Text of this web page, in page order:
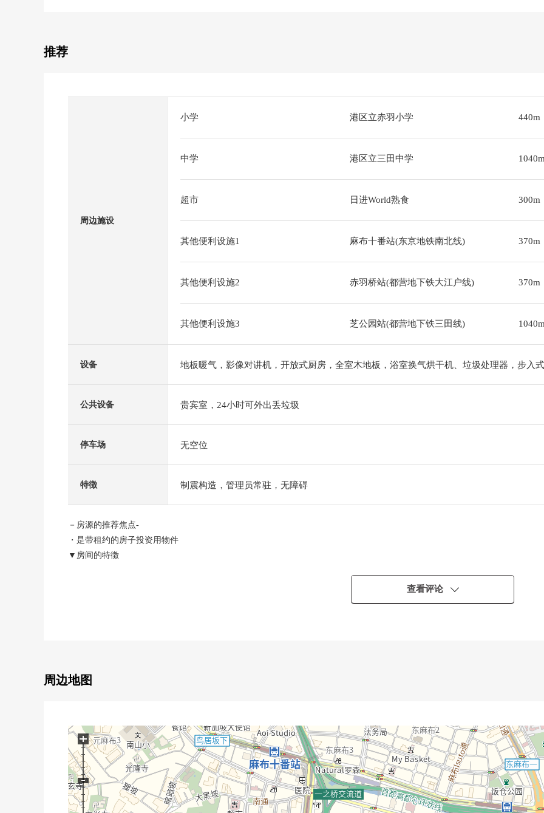
推荐
周边施设
小学 港区立赤羽小学 440m
中学 港区立三田中学
超市 日进World熟食 300m
其他便利设施1 麻布十番站(东京地铁南北线) 370m
其他便利设施2 赤羽桥站(都营地下铁大江户线) 370m
其他便利设施3 芝公园站(都营地下铁三田线)
设备 地板暖气，影像对讲机，开放式厨房，全室木地板，浴室换气烘干机、垃圾处理器，步入
公共设备 贵宾室，24小时可外出丢垃圾
停车场 无空位
特徴 制震构造，管理员常驻，无障碍
－房源的推荐焦点-
・是带租约的房子投资用物件
▼房间的特徴
・天花板盒式空调
・都营大江户线赤羽桥站步行5分钟
・都营三田线芝公园站步行12分钟
▼Mansion的特徴
・住友不动产株式会社开发并分售×清星期三/奥村建设合资企业施工
查看评论
周边地图
+